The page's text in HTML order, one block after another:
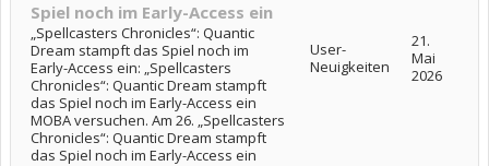
Spiel noch im Early-Access ein
„Spellcasters Chronicles“: Quantic
Dream stampft das Spiel noch im
Early-Access ein: „Spellcasters
Chronicles“: Quantic Dream stampft
das Spiel noch im Early-Access ein
MOBA versuchen. Am 26. „Spellcasters
Chronicles“: Quantic Dream stampft
das Spiel noch im Early-Access ein
User-
Neuigkeiten
21.
Mai
2026